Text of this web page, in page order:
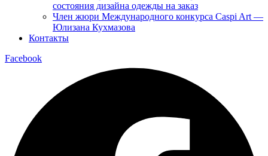
состояния дизайна одежды на заказ
Член жюри Международного конкурса Caspi Art —
Юлизана Кухмазова
Контакты
Facebook